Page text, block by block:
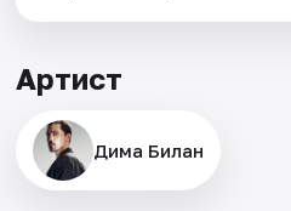
Артист
Дима Билан